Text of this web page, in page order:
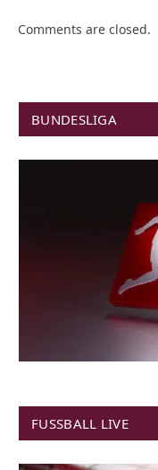
Comments are closed.
BUNDESLIGA
FUSSBALL LIVE